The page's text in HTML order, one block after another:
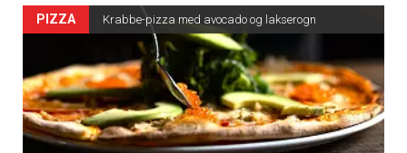
PIZZA Krabbe-pizza med avocado og lakserogn